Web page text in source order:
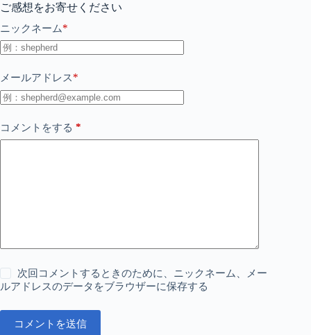
ご感想をお寄せください
ニックネーム*
メールアドレス*
コメントをする *
次回コメントするときのために、ニックネーム、メー
ルアドレスのデータをブラウザーに保存する
コメントを送信